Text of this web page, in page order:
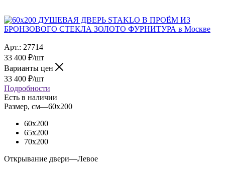
Арт.: 27714
33 400 ₽/шт
Варианты цен
33 400 ₽/шт
Подробности
Есть в наличии
Размер, см—60x200
60x200
65x200
70x200
Открывание двери—Левое